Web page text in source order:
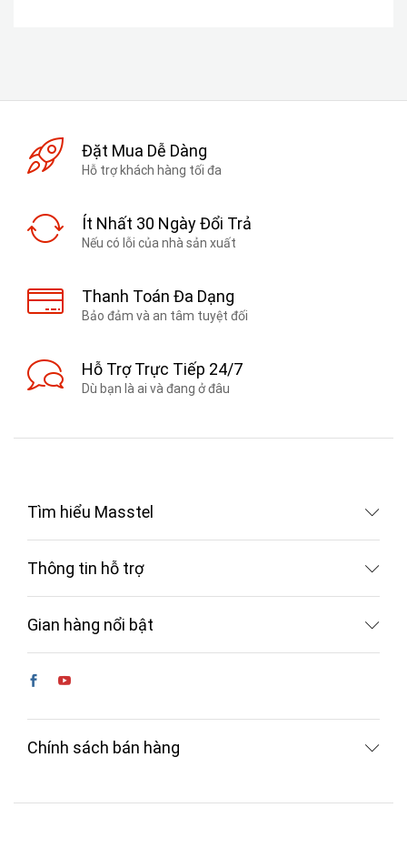
Đặt Mua Dễ Dàng
Hỗ trợ khách hàng tối đa
Ít Nhất 30 Ngày Đổi Trả
Nếu có lỗi của nhà sản xuất
Thanh Toán Đa Dạng
Bảo đảm và an tâm tuyệt đối
Hỗ Trợ Trực Tiếp 24/7
Dù bạn là ai và đang ở đâu
Tìm hiểu Masstel
Thông tin hỗ trợ
Gian hàng nổi bật
Chính sách bán hàng